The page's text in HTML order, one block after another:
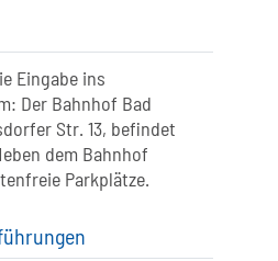
Eingabe ins
Der Bahnhof Bad
Str. 13, befindet
dem Bahnhof
Parkplätze.